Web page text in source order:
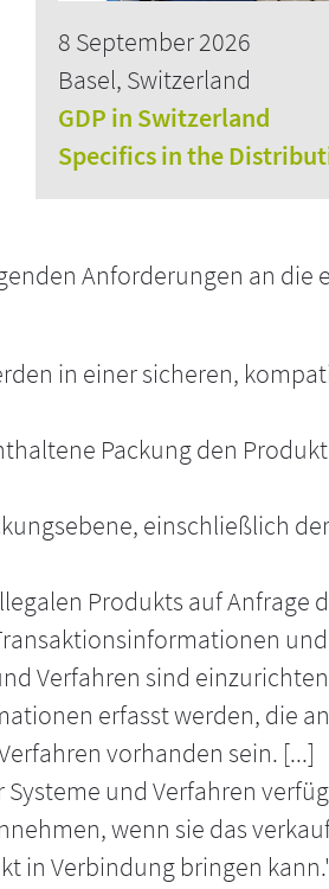
8 September 2026
Basel, Switzerland
GDP in Switzerland
Specifics in the
Anforderungen an
in einer sicheren,
Packung den
einschließlich
Produkts auf Anfrage
Verfahren sind
erfasst werden, die
vorhanden sein. [...]
und Verfahren
wenn sie das
Verbindung bringen